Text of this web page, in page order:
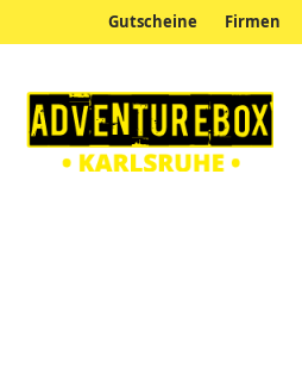
Gutscheine Firmen